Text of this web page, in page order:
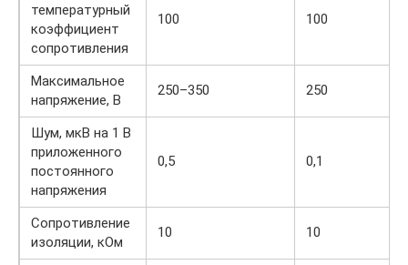
температурный
коэффициент
сопротивления
100 100
Максимальное
напряжение, В
250–350 250
Шум, мкВ на 1 В
приложенного
постоянного
напряжения
0,5 0,1
Сопротивление
изоляции, кОм
10 10